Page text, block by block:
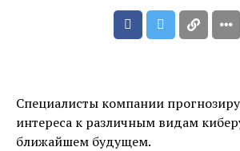
Специалисты компании
интереса к различным видам
ближайшем будущем.